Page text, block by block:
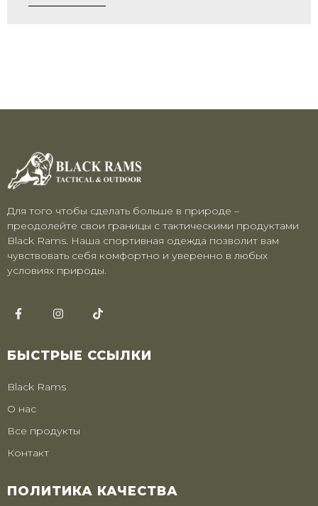
Для того чтобы сделать больше в природе –
преодолейте свои границы с тактическими продуктами
Black Rams. Наша спортивная одежда позволит вам
чувствовать себя комфортно и уверенно в любых
условиях природы.
БЫСТРЫЕ ССЫЛКИ
Black Rams
О нас
Все продукты
Контакт
ПОЛИТИКА КАЧЕСТВА